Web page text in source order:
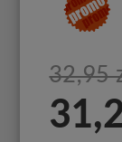
32,95